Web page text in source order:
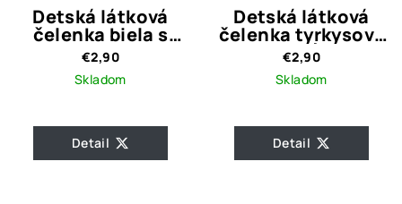
Detská látková
čelenka biela s
uzlom
€2,90
Skladom
Detail
Detská látková
čelenka tyrkysová
s labuťami
€2,90
Skladom
Detail